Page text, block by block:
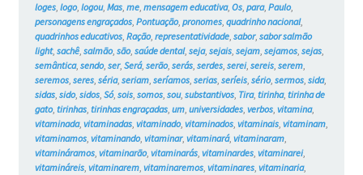
loges, logo, logou, Mas, me, mensagem educativa, Os, para, Paulo,
personagens engraçados, Pontuação, pronomes, quadrinho nacional,
quadrinhos educativos, Ração, representatividade, sabor, sabor salmão
light, sachê, salmão, são, saúde dental, seja, sejais, sejam, sejamos, sejas,
semântica, sendo, ser, Será, serão, serás, serdes, serei, sereis, serem,
seremos, seres, séria, seriam, seríamos, serias, seríeis, sério, sermos, sida,
sidas, sido, sidos, Só, sois, somos, sou, substantivos, Tira, tirinha, tirinha de
gato, tirinhas, tirinhas engraçadas, um, universidades, verbos, vitamina,
vitaminada, vitaminadas, vitaminado, vitaminados, vitaminais, vitaminam,
vitaminamos, vitaminando, vitaminar, vitaminará, vitaminaram,
vitamináramos, vitaminarão, vitaminarás, vitaminardes, vitaminarei,
vitamináreis, vitaminarem, vitaminaremos, vitaminares, vitaminaria,